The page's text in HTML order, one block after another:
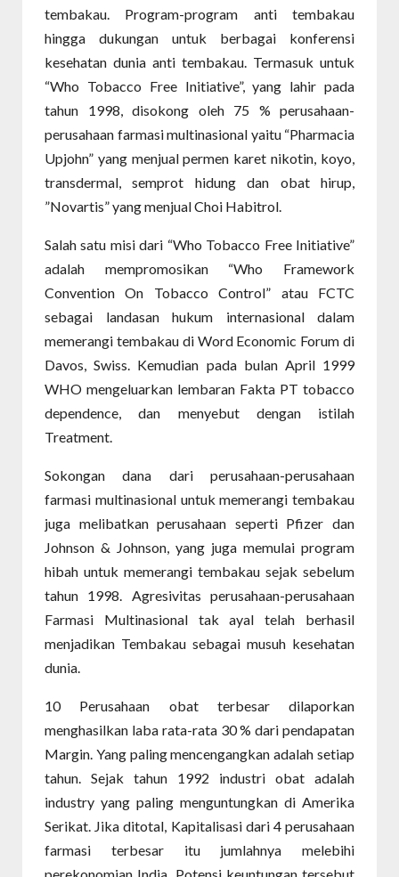
tembakau. Program-program anti tembakau
hingga dukungan untuk berbagai konferensi
kesehatan dunia anti tembakau. Termasuk untuk
“Who Tobacco Free Initiative”, yang lahir pada
tahun 1998, disokong oleh 75 % perusahaan-
perusahaan farmasi multinasional yaitu “Pharmacia
Upjohn” yang menjual permen karet nikotin, koyo,
transdermal, semprot hidung dan obat hirup,
”Novartis” yang menjual Choi Habitrol.
Salah satu misi dari “Who Tobacco Free Initiative”
adalah mempromosikan “Who Framework
Convention On Tobacco Control” atau FCTC
sebagai landasan hukum internasional dalam
memerangi tembakau di Word Economic Forum di
Davos, Swiss. Kemudian pada bulan April 1999
WHO mengeluarkan lembaran Fakta PT tobacco
dependence, dan menyebut dengan istilah
Treatment.
Sokongan dana dari perusahaan-perusahaan
farmasi multinasional untuk memerangi tembakau
juga melibatkan perusahaan seperti Pfizer dan
Johnson & Johnson, yang juga memulai program
hibah untuk memerangi tembakau sejak sebelum
tahun 1998. Agresivitas perusahaan-perusahaan
Farmasi Multinasional tak ayal telah berhasil
menjadikan Tembakau sebagai musuh kesehatan
dunia.
10 Perusahaan obat terbesar dilaporkan
menghasilkan laba rata-rata 30 % dari pendapatan
Margin. Yang paling mencengangkan adalah setiap
tahun. Sejak tahun 1992 industri obat adalah
industry yang paling menguntungkan di Amerika
Serikat. Jika ditotal, Kapitalisasi dari 4 perusahaan
farmasi terbesar itu jumlahnya melebihi